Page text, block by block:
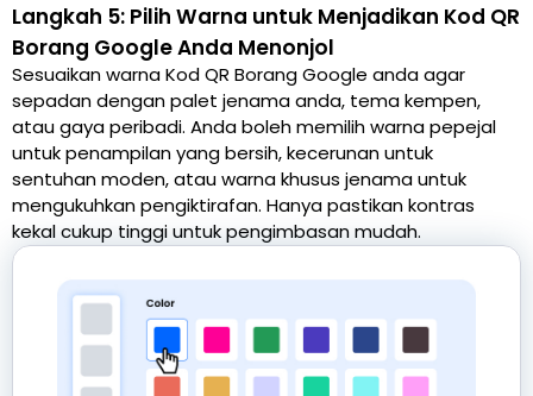
Langkah 5: Pilih Warna untuk Menjadikan Kod QR
Borang Google Anda Menonjol
Sesuaikan warna Kod QR Borang Google anda agar
sepadan dengan palet jenama anda, tema kempen,
atau gaya peribadi. Anda boleh memilih warna pepejal
untuk penampilan yang bersih, kecerunan untuk
sentuhan moden, atau warna khusus jenama untuk
mengukuhkan pengiktirafan. Hanya pastikan kontras
kekal cukup tinggi untuk pengimbasan mudah.